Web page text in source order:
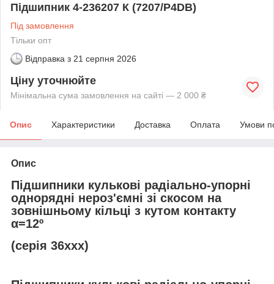
Підшипник 4-236207 К (7207/Р4DB)
Під замовлення
Тільки опт
Відправка з 21 серпня 2026
Ціну уточнюйте
Мінімальна сума замовлення на сайті — 2 000 ₴
Опис Характеристики Доставка Оплата Умови
Опис
Підшипники кулькові радіально-упорні
однорядні нероз'ємні зі скосом на
зовнішньому кільці з кутом контакту
α=12º
(серія 36ххх)